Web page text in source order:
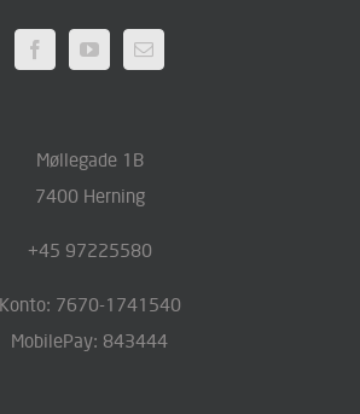
Møllegade 1B
7400 Herning
+45 97225580
Konto: 7670-1741540
MobilePay: 843444